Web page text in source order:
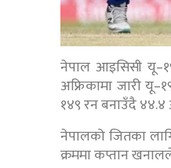
नेपाल आइसिसी
अफ्रिकामा जारी
१४९ रन बनाउँदै
नेपालको जितका
क्रममा कप्तान